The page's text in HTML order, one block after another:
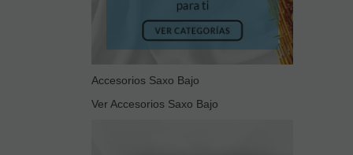
Accesorios Saxo Bajo
Ver Accesorios Saxo Bajo